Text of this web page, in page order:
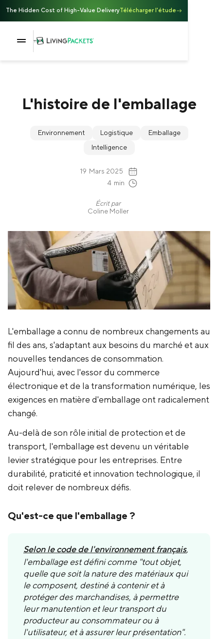
The Hidden Cost of High-Value DeliveryTélécharger l'étude
L'histoire de l'emballage
Environnement Logistique
Emballage
Intelligence
19 Mars 2025
4 min
Écrit par
Coline Moller
L'emballage a connu de nombreux changements au
fil des ans, s'adaptant aux besoins du marché et aux
nouvelles tendances de consommation.
Aujourd'hui, avec l'essor du commerce
électronique et de la transformation numérique, les
exigences en matière d'emballage ont radicalement
changé.
‍Au-delà de son rôle initial de protection et de
transport, l'emballage est devenu un véritable
levier stratégique pour les entreprises. Entre
durabilité, praticité et innovation technologique, il
doit relever de nombreux défis.
Qu'est-ce que l'emballage ?
Selon le code de l'environnement français,
l'emballage est défini comme "tout objet,
quelle que soit la nature des matériaux qui
le composent, destiné à contenir et à
protéger des marchandises, à permettre
leur manutention et leur transport du
producteur au consommateur ou à
l'utilisateur, et à assurer leur présentation".